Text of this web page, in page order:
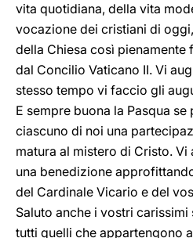
vita quotidiana, della vita
vocazione dei cristiani di
della Chiesa così pienamente
dal Concilio Vaticano II. Vi
stesso tempo vi faccio gli
E sempre buona la Pasqua
ciascuno di noi una
matura al mistero di Cristo.
una benedizione
del Cardinale Vicario e del
Saluto anche i vostri
tutti quelli che appartengono